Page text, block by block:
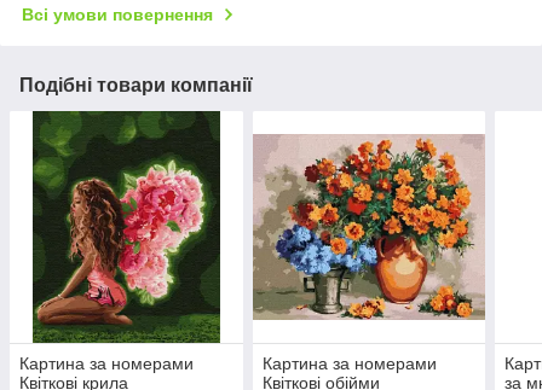
Всі умови повернення
Подібні товари компанії
Картина за номерами
Квіткові крила
Картина за номерами
Квіткові обійми
за